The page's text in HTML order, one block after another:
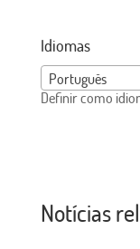
Idiomas
Português
Definir como
Notícias